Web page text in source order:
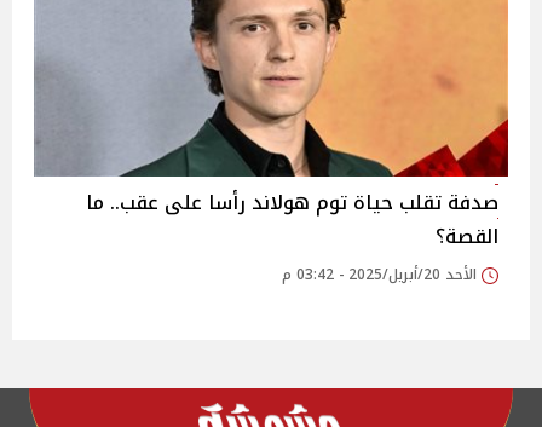
صدفة تقلب حياة توم هولاند رأسا على عقب.. ما
القصة؟
الأحد 20/أبريل/2025 - 03:42 م